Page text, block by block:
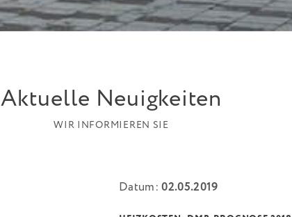
Aktuelle Neuigkeiten
WIR INFORMIEREN SIE
Datum:02.05.2019